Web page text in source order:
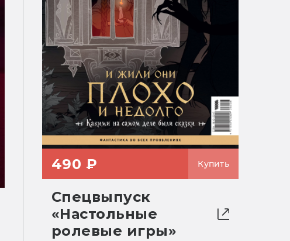
490 ₽ Купить
Спецвыпуск
«Настольные
ролевые игры»